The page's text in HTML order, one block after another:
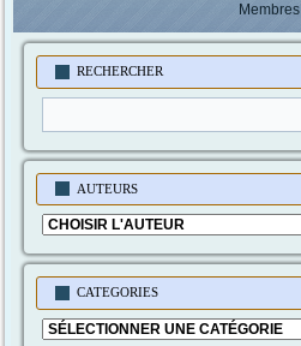
Membres
RECHERCHER
AUTEURS
CATEGORIES
Categories